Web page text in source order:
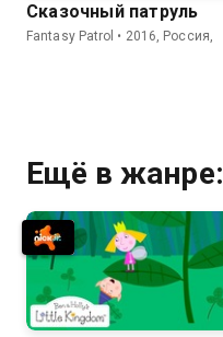
Сказочный патруль
Fantasy Patrol • 2016, Россия,
Ещё в жанре: